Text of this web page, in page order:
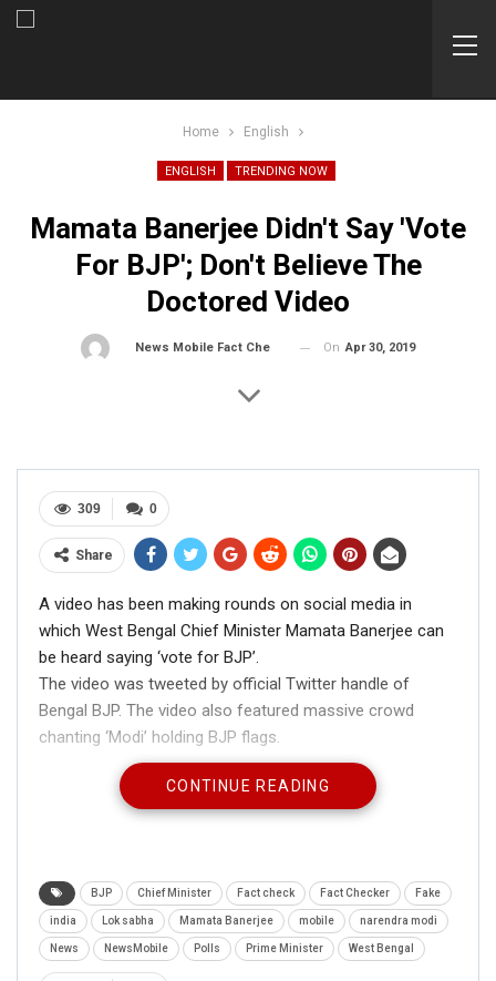
Home English
ENGLISH TRENDING NOW
Mamata Banerjee Didn't Say 'vote
For BJP'; Don't Believe The
Doctored Video
News Mobile Fact Check Bureau On Apr 30, 2019
0
309
Share
A video has been making rounds on social media in
which West Bengal Chief Minister Mamata Banerjee can
be heard saying ‘vote for BJP’.
The video was tweeted by official Twitter handle of
Bengal BJP. The video also featured massive crowd
chanting ‘Modi’ holding BJP flags.
@mamataofficialappeals everyone to vote
for BJP! The first time she’s made any
sense during this election campaign!
CONTINUE READING
BJP Chief Minister Fact check Fact Checker Fake
india Lok sabha Mamata Banerjee mobile narendra modi
News NewsMobile Polls Prime Minister West Bengal